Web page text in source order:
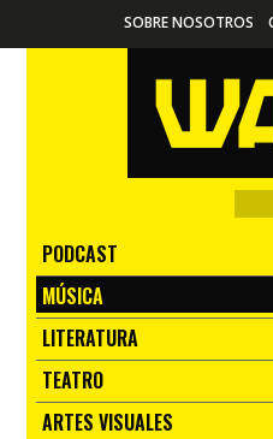
SOBRE NOSOTROS
PODCAST
MÚSICA
LITERATURA
TEATRO
ARTES VISUALES